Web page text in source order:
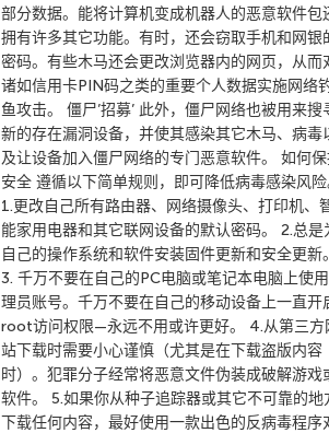
部分数据。能将计算机变成机器人的恶意软件包
拥有许多其它功能。有时，还会窃取手机和网银
密码。有些木马还会更改浏览器内的网页，从而
诸如信用卡PIN码之类的重要个人数据实施网络
鱼攻击。 僵尸’招募’ 此外，僵尸网络也被用来搜
新的存在漏洞设备，并使其感染其它木马、病毒
及让设备加入僵尸网络的专门恶意软件。 如何
安全 遵循以下简单规则，即可降低病毒感染风险
1.更改自己所有路由器、网络摄像头、打印机、
能家用电器和其它联网设备的默认密码。 2.总是
自己的操作系统和软件安装固件更新和安全更新。
3. 千万不要在自己的PC电脑或笔记本电脑上使
理员账号。千万不要在自己的移动设备上一直开
root访问权限—永远不用或许更好。 4.从第三方
站下载时需要小心谨慎（尤其是在下载盗版内容
时）。犯罪分子经常将恶意文件伪装成破解游戏
软件。 5.如果你从种子追踪器或其它不可靠的地
下载任何内容，最好使用一款出色的反病毒程序